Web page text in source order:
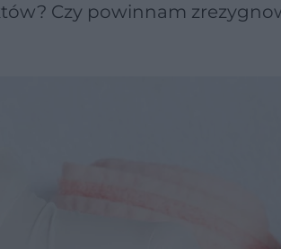
Czy powinnam